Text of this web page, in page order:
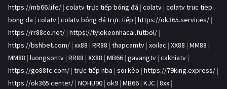
https://mb66.life/ | colatv trực tiếp bóng đá | colatv | colatv truc tiep
bong da | colatv | colatv bóng đá trực tiếp | https://ok365.services/ |
https://rr88co.net/ | https://tylekeonhacai.futbol/ |
https://bshbet.com/ | xx88 | RR88 | thapcamtv | xoilac | XX88 | MM88 |
MM88 | luongsontv | RR88 | XX88 | MB66 | gavangtv | cakhiatv |
https://go88fc.com/ | trực tiếp nba | soi kèo | https://79king.express/ |
https://ok365.center/ | NOHU90 | ok9 | MB66 | KJC | 8xx |